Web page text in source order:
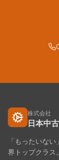
株式会社
日本中
「もったいな
界トップクラス。